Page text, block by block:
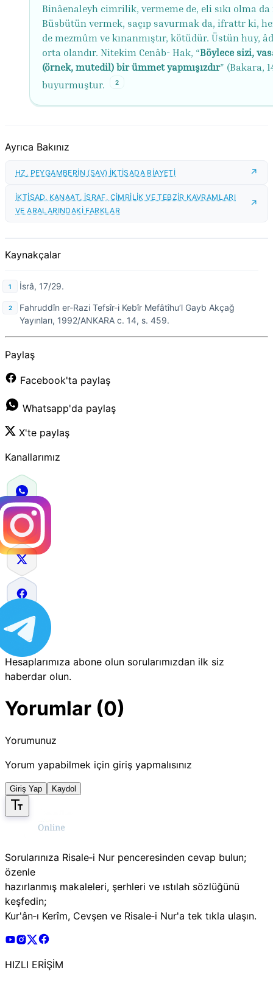
Binâenaleyh cimrilik, vermeme de, eli sıkı olma
Büsbütün vermek, saçıp savurmak da, ifrattr ki,
de mezmûm ve kınanmıştır, kötüdür. Üstün huy,
orta olandır. Nitekim Cenâb- Hak, “Böylece sizi,
(örnek, mutedil) bir ümmet yapmışızdır" (Bakara,
buyurmuştur.
2
Ayrıca Bakınız
HZ. PEYGAMBERİN (SAV) İKTİSADA RİAYETİ
İKTİSAD, KANAAT, İSRAF, CİMRİLİK VE TEBZİR KAVRAMLARI
VE ARALARINDAKİ FARKLAR
Kaynakçalar
İsrâ, 17/29.
Fahruddîn er-Razi Tefsîr-i Kebîr Mefâtîhu’l Gayb Akçağ
Yayınları, 1992/ANKARA c. 14, s. 459.
Paylaş
Facebook'ta paylaş
Whatsapp'da paylaş
X'te paylaş
Kanallarımız
Hesaplarımıza abone olun sorularımızdan ilk siz
haberdar olun.
Yorumlar (0)
Yorumunuz
Yorum yapabilmek için giriş yapmalısınız
Giriş Yap Kaydol
Sorularınıza Risale‑i Nur penceresinden cevap bulun;
özenle
hazırlanmış makaleleri, şerhleri ve ıstılah sözlüğünü
keşfedin;
Kur'ân‑ı Kerîm, Cevşen ve Risale‑i Nur'a tek tıkla ulaşın.
Risale Online Youtube Hesabı
Risale Online Instagram Hesabı
Risale Online X Hesabı
HIZLI ERİŞİM